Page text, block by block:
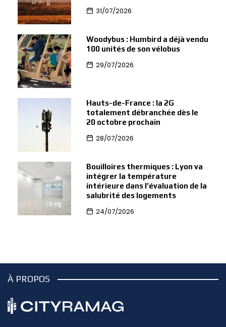
31/07/2026
Woodybus : Humbird a déjà vendu
100 unités de son vélobus
29/07/2026
Hauts-de-France : la 2G
totalement débranchée dès le
20 octobre prochain
28/07/2026
Bouilloires thermiques : Lyon va
intégrer la température
intérieure dans l’évaluation de la
salubrité des logements
24/07/2026
À PROPOS